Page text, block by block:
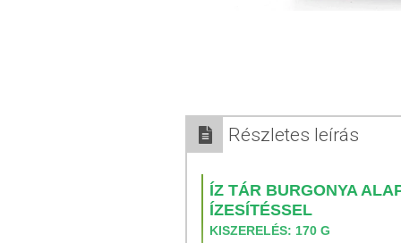
Részletes leírás
ÍZ TÁR BURGONYA
ÍZESÍTÉSSEL
KISZERELÉS: 170 G